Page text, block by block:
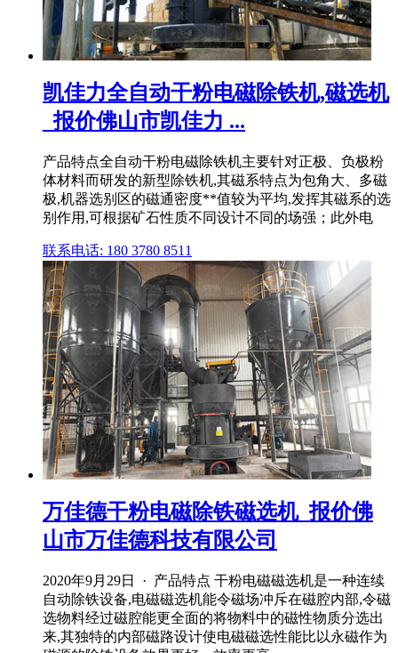
凯佳力全自动干粉电磁除铁机,磁选机
_报价佛山市凯佳力 ...
产品特点全自动干粉电磁除铁机主要针对正极、负极粉
体材料而研发的新型除铁机,其磁系特点为包角大、多磁
极,机器选别区的磁通密度**值较为平均,发挥其磁系的选
别作用,可根据矿石性质不同设计不同的场强；此外电
联系电话: 180 3780 8511
万佳德干粉电磁除铁磁选机_报价佛
山市万佳德科技有限公司
2020年9月29日 · 产品特点 干粉电磁磁选机是一种连续
自动除铁设备,电磁磁选机能令磁场冲斥在磁腔内部,令磁
选物料经过磁腔能更全面的将物料中的磁性物质分选出
来,其独特的内部磁路设计使电磁磁选性能比以永磁作为